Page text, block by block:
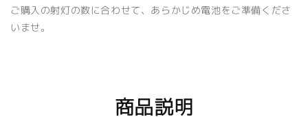
ご購入の射灯の数に合わせて、あらかじめ電池をご準備くださ
いませ。
商品説明